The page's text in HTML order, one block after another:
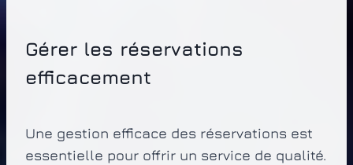
Gérer les réservations
efficacement
Une gestion efficace des réservations est
essentielle pour offrir un service de qualité.